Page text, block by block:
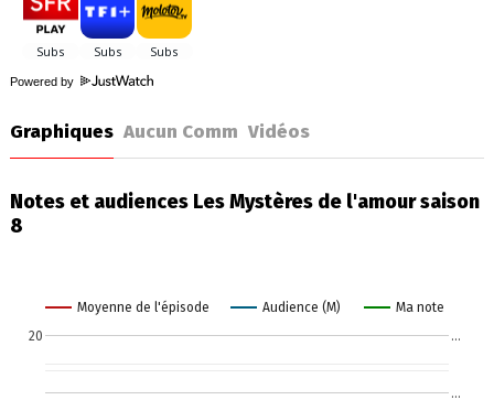
Powered by
Graphiques Aucun Comm Vidéos
Notes et audiences Les Mystères de l'amour saison
8
Moyenne de l'épisode Audience (M) Ma note
20
…
…